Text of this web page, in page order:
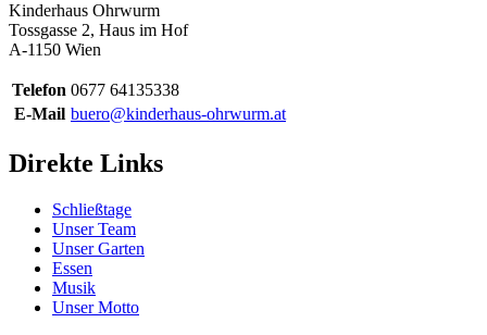
Kinderhaus Ohrwurm
Tossgasse 2, Haus im Hof
A-1150 Wien
Telefon 0677 64135338
E-Mail buero@kinderhaus-ohrwurm.at
Direkte Links
Schließtage
Unser Team
Unser Garten
Essen
Musik
Unser Motto